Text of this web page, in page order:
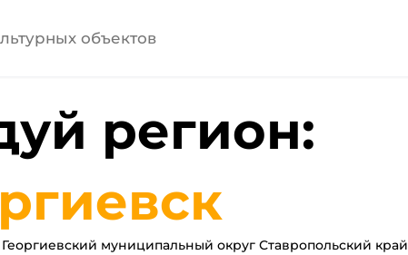
регион:
муниципальный округ Ставропольский край